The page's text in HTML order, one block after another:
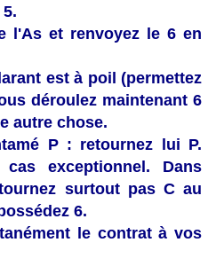
l'As et renvoyez le 6 en
est à poil (permettez
déroulez maintenant 6
autre chose.
P : retournez lui P.
exceptionnel. Dans
surtout pas C au
6.
le contrat à vos